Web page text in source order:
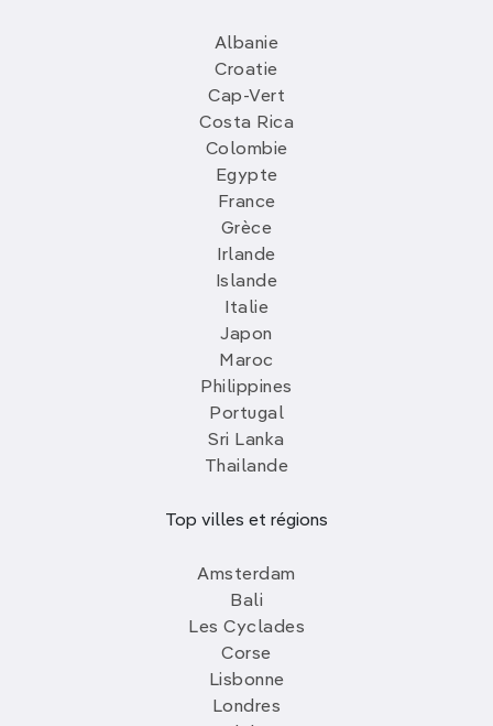
Albanie
Croatie
Cap-Vert
Costa Rica
Colombie
Egypte
France
Grèce
Irlande
Islande
Italie
Japon
Maroc
Philippines
Portugal
Sri Lanka
Thailande
Top villes et régions
Amsterdam
Bali
Les Cyclades
Corse
Lisbonne
Londres